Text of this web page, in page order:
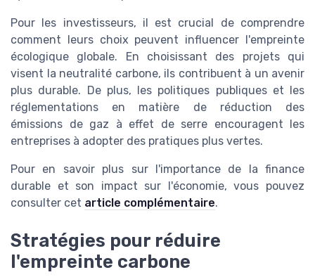
Pour les investisseurs, il est crucial de comprendre
comment leurs choix peuvent influencer l'empreinte
écologique globale. En choisissant des projets qui
visent la neutralité carbone, ils contribuent à un avenir
plus durable. De plus, les politiques publiques et les
réglementations en matière de réduction des
émissions de gaz à effet de serre encouragent les
entreprises à adopter des pratiques plus vertes.
Pour en savoir plus sur l'importance de la finance
durable et son impact sur l'économie, vous pouvez
consulter cet article complémentaire.
Stratégies pour réduire
l'empreinte carbone